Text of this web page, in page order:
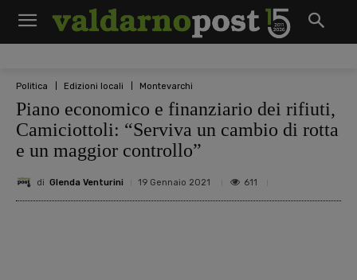
Politica Edizioni locali Montevarchi
Piano economico e finanziario dei rifiuti,
Camiciottoli: “Serviva un cambio di rotta
e un maggior controllo”
di Glenda Venturini 19 Gennaio 2021 611